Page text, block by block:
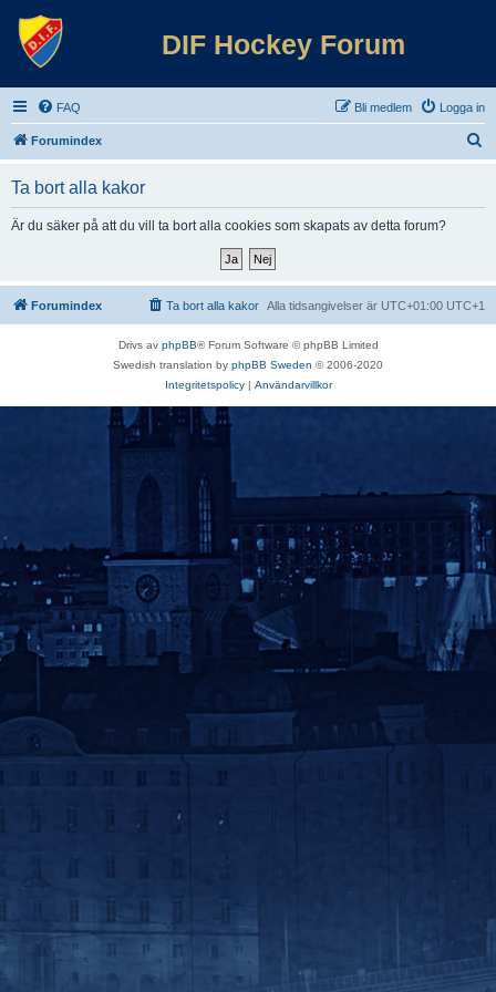
DIF Hockey Forum
FAQ Logga in
Bli medlem
Forumindex
Ta bort alla kakor
Är du säker på att du vill ta bort alla cookies som skapats av detta forum?
Forumindex Alla tidsangivelser är UTC+01:00 UTC+1
Ta bort alla kakor
Drivs av phpBB® Forum Software © phpBB Limited
Swedish translation by phpBB Sweden © 2006-2020
Integritetspolicy| Användarvillkor